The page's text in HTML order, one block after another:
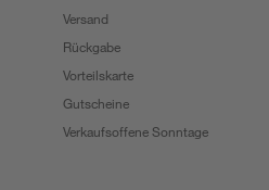
Versand
Rückgabe
Vorteilskarte
Gutscheine
Verkaufsoffene Sonntage